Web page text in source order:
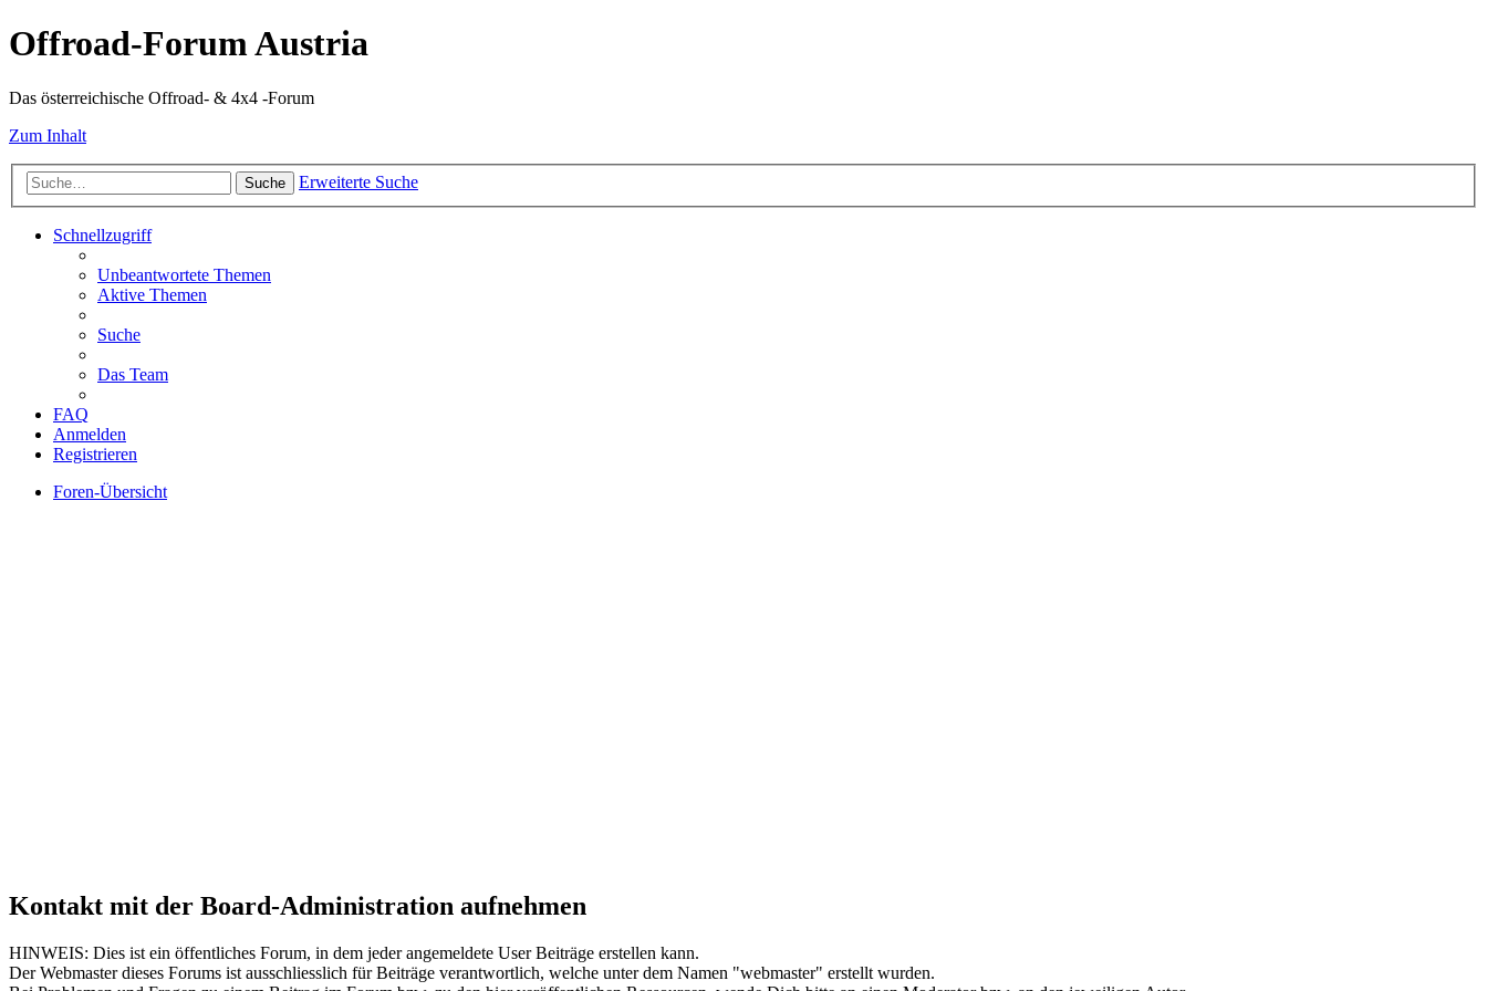
Offroad-Forum Austria
Das österreichische Offroad- & 4x4 -Forum
Zum Inhalt
Suche Erweiterte Suche
Schnellzugriff
Unbeantwortete Themen
Aktive Themen
Suche
Das Team
FAQ
Anmelden
Registrieren
Foren-Übersicht
Kontakt mit der Board-Administration aufnehmen
HINWEIS: Dies ist ein öffentliches Forum, in dem jeder angemeldete User Beiträge erstellen kann.
Der Webmaster dieses Forums ist ausschliesslich für Beiträge verantwortlich, welche unter dem Namen "webmaster" erstellt wurden.